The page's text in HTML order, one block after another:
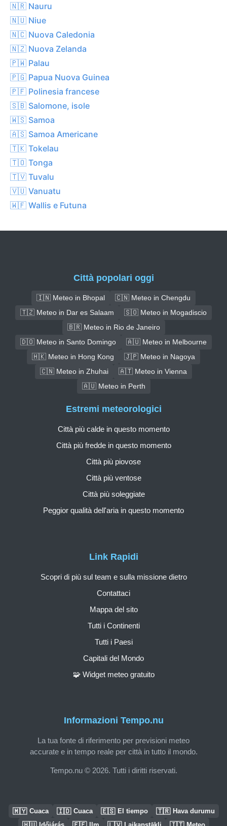
🇳🇷 Nauru
🇳🇺 Niue
🇳🇨 Nuova Caledonia
🇳🇿 Nuova Zelanda
🇵🇼 Palau
🇵🇬 Papua Nuova Guinea
🇵🇫 Polinesia francese
🇸🇧 Salomone, isole
🇼🇸 Samoa
🇦🇸 Samoa Americane
🇹🇰 Tokelau
🇹🇴 Tonga
🇹🇻 Tuvalu
🇻🇺 Vanuatu
🇼🇫 Wallis e Futuna
Città popolari oggi
🇮🇳 Meteo in Bhopal
🇨🇳 Meteo in Chengdu
🇹🇿 Meteo in Dar es Salaam
🇸🇴 Meteo in Mogadiscio
🇧🇷 Meteo in Rio de Janeiro
🇩🇴 Meteo in Santo Domingo
🇦🇺 Meteo in Melbourne
🇭🇰 Meteo in Hong Kong
🇯🇵 Meteo in Nagoya
🇨🇳 Meteo in Zhuhai
🇦🇹 Meteo in Vienna
🇦🇺 Meteo in Perth
Informazioni Tempo.nu
La tua fonte di riferimento per previsioni meteo
accurate e in tempo reale per città in tutto il mondo.
Tempo.nu © 2026. Tutti i diritti riservati.
Link Rapidi
Scopri di più sul team e sulla missione dietro
Contattaci
Mappa del sito
Tutti i Continenti
Tutti i Paesi
Capitali del Mondo
🧩 Widget meteo gratuito
Estremi meteorologici
Città più calde in questo momento
Città più fredde in questo momento
Città più piovose
Città più ventose
Città più soleggiate
Peggior qualità dell'aria in questo momento
🇲🇾 Cuaca 🇮🇩 Cuaca 🇪🇸 El tiempo 🇹🇷 Hava durumu